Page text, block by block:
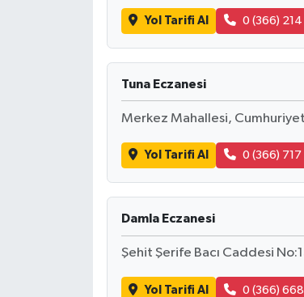
Yol Tarifi Al 0 (366)
Tuna Eczanesi
Merkez Mahallesi,
Yol Tarifi Al 0 (366) 717
Damla Eczanesi
Şehit Şerife Bacı Caddesi
Yol Tarifi Al 0 (366)